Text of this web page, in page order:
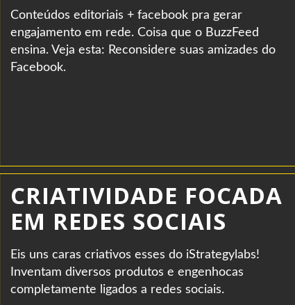
Conteúdos editoriais + facebook pra gerar
engajamento em rede. Coisa que o BuzzFeed
ensina. Veja esta: Reconsidere suas amizades do
Facebook.
CRIATIVIDADE FOCADA
EM REDES SOCIAIS
Eis uns caras criativos esses do iStrategylabs!
Inventam diversos produtos e engenhocas
completamente ligados a redes sociais.